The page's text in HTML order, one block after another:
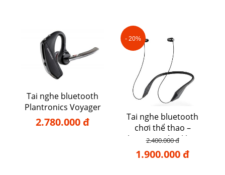
Tai nghe bluetooth
Plantronics Voyager
5200
2.780.000 đ
- 20%
Tai nghe bluetooth
chơi thể thao –
Plantronics backbeat
105
2.400.000 đ
1.900.000 đ